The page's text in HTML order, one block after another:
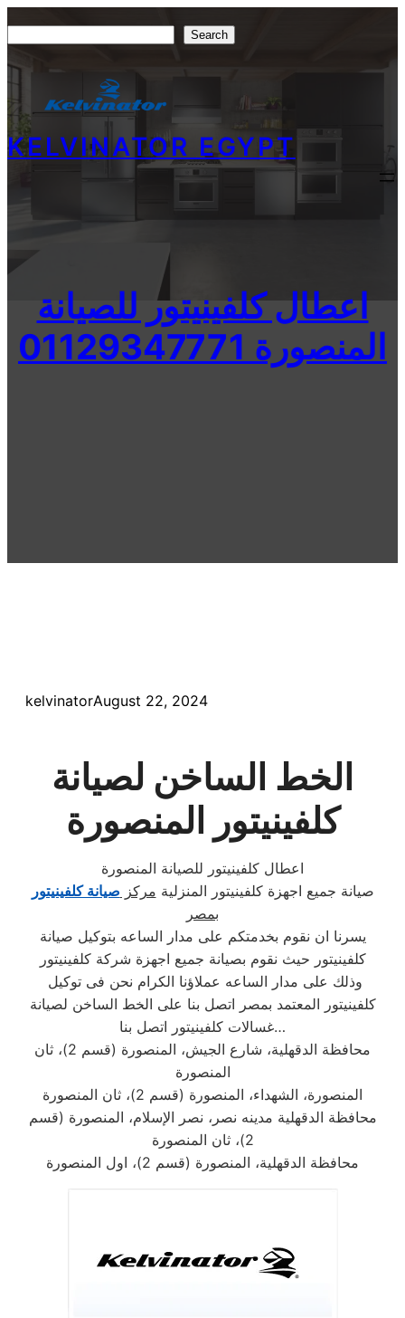
to
content
Search
KELVINATOR EGYPT
اعطال كلفينيتور للصيانة
المنصورة 01129347771
kelvinatorAugust 22, 2024
الخط الساخن لصيانة
كلفينيتور المنصورة
اعطال كلفينيتور للصيانة المنصورة
صيانة جميع اجهزة كلفينيتور المنزلية مركز صيانة كلفينيتور
بمصر
يسرنا ان نقوم بخدمتكم على مدار الساعه بتوكيل صيانة
كلفينيتور حيث نقوم بصيانة جميع اجهزة شركة كلفينيتور
كلفينيتور المعتمد بمصر اتصل بنا على الخط الساخن لصيانة
غسالات كلفينيتور اتصل بنا…
محافظة الدقهلية، شارع الجيش، المنصورة (قسم 2)، ثان
المنصورة
المنصورة، الشهداء، المنصورة (قسم 2)، ثان المنصورة
محافظة الدقهلية مدينه نصر، نصر الإسلام، المنصورة (قسم
2)، ثان المنصورة
محافظة الدقهلية، المنصورة (قسم 2)، اول المنصورة